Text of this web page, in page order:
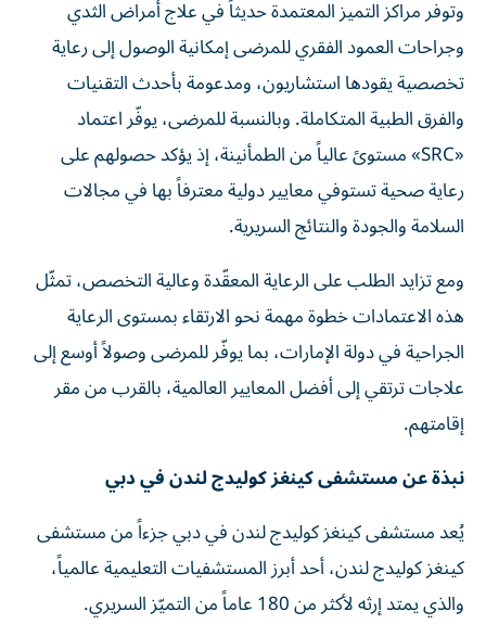
وتوفر مراكز التميز المعتمدة حديثاً في علاج أمراض الثدي
وجراحات العمود الفقري للمرضى إمكانية الوصول إلى رعاية
تخصصية يقودها استشاريون، ومدعومة بأحدث التقنيات
والفرق الطبية المتكاملة. وبالنسبة للمرضى، يوفّر اعتماد
«SRC» مستوىً عالياً من الطمأنينة، إذ يؤكد حصولهم على
رعاية صحية تستوفي معايير دولية معترفاً بها في مجالات
السلامة والجودة والنتائج السريرية.
ومع تزايد الطلب على الرعاية المعقّدة وعالية التخصص، تمثّل
هذه الاعتمادات خطوة مهمة نحو الارتقاء بمستوى الرعاية
الجراحية في دولة الإمارات، بما يوفّر للمرضى وصولاً أوسع إلى
علاجات ترتقي إلى أفضل المعايير العالمية، بالقرب من مقر
إقامتهم.
نبذة عن مستشفى كينغز كوليدج لندن في دبي
يُعد مستشفى كينغز كوليدج لندن في دبي جزءاً من مستشفى
كينغز كوليدج لندن، أحد أبرز المستشفيات التعليمية عالمياً،
والذي يمتد إرثه لأكثر من 180 عاماً من التميّز السريري.